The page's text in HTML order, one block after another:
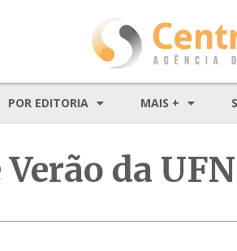
POR EDITORIA MAIS +
da UFN